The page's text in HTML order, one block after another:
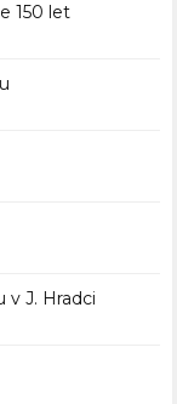
150 let
v J. Hradci